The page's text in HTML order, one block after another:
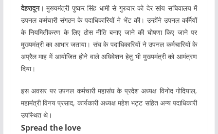
देहरादून। मुख्यमंत्री पुष्कर सिंह धामी से गुरुवार को देर सांय सचिवालय में
उपनल कर्मचारी संगठन के पदाधिकारियों ने भेंट की। उन्होंने उपनल कर्मियों
के नियमितीकरण के लिए ठोस नीति बनाए जाने की घोषणा किए जाने पर
मुख्यमंत्री का आभार जताया। संघ के पदाधिकारियों ने उपनल कर्मचारियों के
अप्रैल माह में आयोजित होने वाले अधिवेशन हेतु भी मुख्यमंत्री को आमंत्रण
दिया।
इस अवसर पर उपनल कर्मचारी महासंघ के प्रदेश अध्यक्ष विनोद गोदियाल,
महामंत्री विनय प्रसाद, कार्यकारी अध्यक्ष महेश भट्ट सहित अन्य पदाधिकारी
उपस्थित थे।
Spread the love